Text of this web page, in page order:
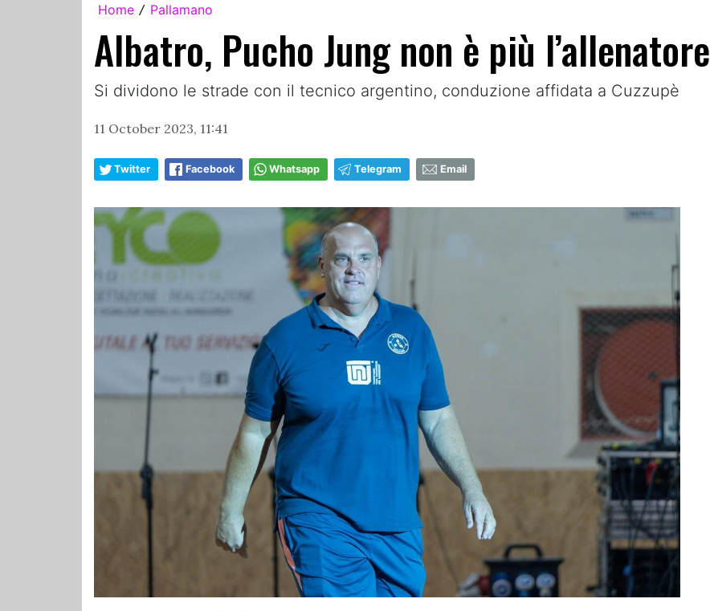
Home / Pallamano
Albatro, Pucho Jung non è più l’allenatore
Si dividono le strade con il tecnico argentino, conduzione affidata a Cuzzupè
11 October 2023, 11:41
Twitter Facebook Whatsapp Telegram Email